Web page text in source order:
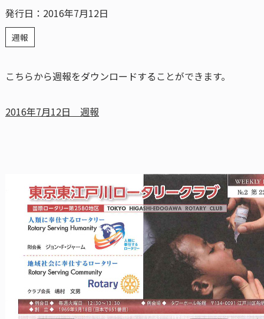
発行日：2016年7月12日
週報
こちらから週報をダウンロードすることができます。
2016年7月12日 週報